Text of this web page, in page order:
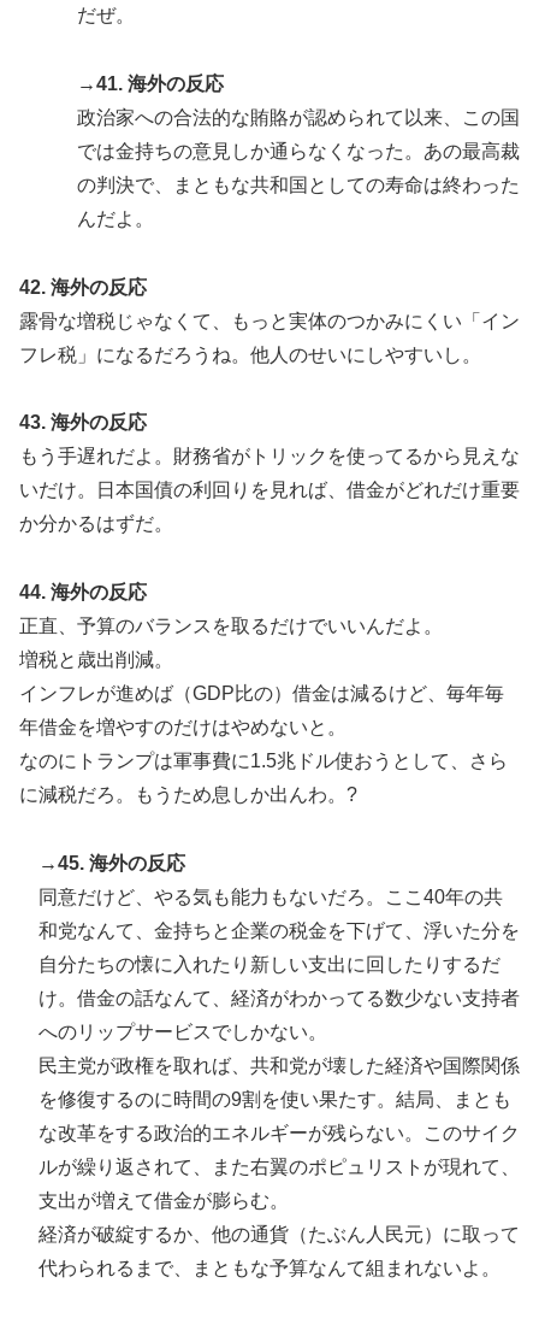
だぜ。
→41. 海外の反応
政治家への合法的な賄賂が認められて以来、この国
では金持ちの意見しか通らなくなった。あの最高裁
の判決で、まともな共和国としての寿命は終わった
んだよ。
42. 海外の反応
露骨な増税じゃなくて、もっと実体のつかみにくい「イン
フレ税」になるだろうね。他人のせいにしやすいし。
43. 海外の反応
もう手遅れだよ。財務省がトリックを使ってるから見えな
いだけ。日本国債の利回りを見れば、借金がどれだけ重要
か分かるはずだ。
44. 海外の反応
正直、予算のバランスを取るだけでいいんだよ。
増税と歳出削減。
インフレが進めば（GDP比の）借金は減るけど、毎年毎
年借金を増やすのだけはやめないと。
なのにトランプは軍事費に1.5兆ドル使おうとして、さら
に減税だろ。もうため息しか出んわ。?
→45. 海外の反応
同意だけど、やる気も能力もないだろ。ここ40年の共
和党なんて、金持ちと企業の税金を下げて、浮いた分を
自分たちの懐に入れたり新しい支出に回したりするだ
け。借金の話なんて、経済がわかってる数少ない支持者
へのリップサービスでしかない。
民主党が政権を取れば、共和党が壊した経済や国際関係
を修復するのに時間の9割を使い果たす。結局、まとも
な改革をする政治的エネルギーが残らない。このサイク
ルが繰り返されて、また右翼のポピュリストが現れて、
支出が増えて借金が膨らむ。
経済が破綻するか、他の通貨（たぶん人民元）に取って
代わられるまで、まともな予算なんて組まれないよ。